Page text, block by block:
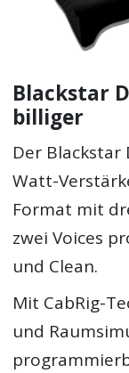
Blackstar
billiger
Der Blackstar
Watt-
Format mit
zwei Voices
und Clean.
Mit CabRig-
und